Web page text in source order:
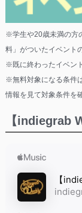
※学生や20歳未満の方
料」がついたイベント
※既に終わったイベン
※無料対象になる条件
情報を見て対象条件を
【indiegrab